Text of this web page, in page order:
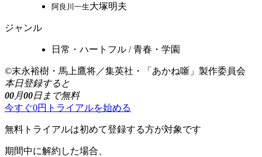
阿良川一生大塚明夫
ジャンル
日常・ハートフル / 青春・学園
©末永裕樹・馬上鷹将／集英社・「あかね噺」製作委員会
本日登録すると
00月00日まで無料
今すぐ0円トライアルを始める
無料トライアルは初めて登録する方が対象です
期間中に解約した場合、